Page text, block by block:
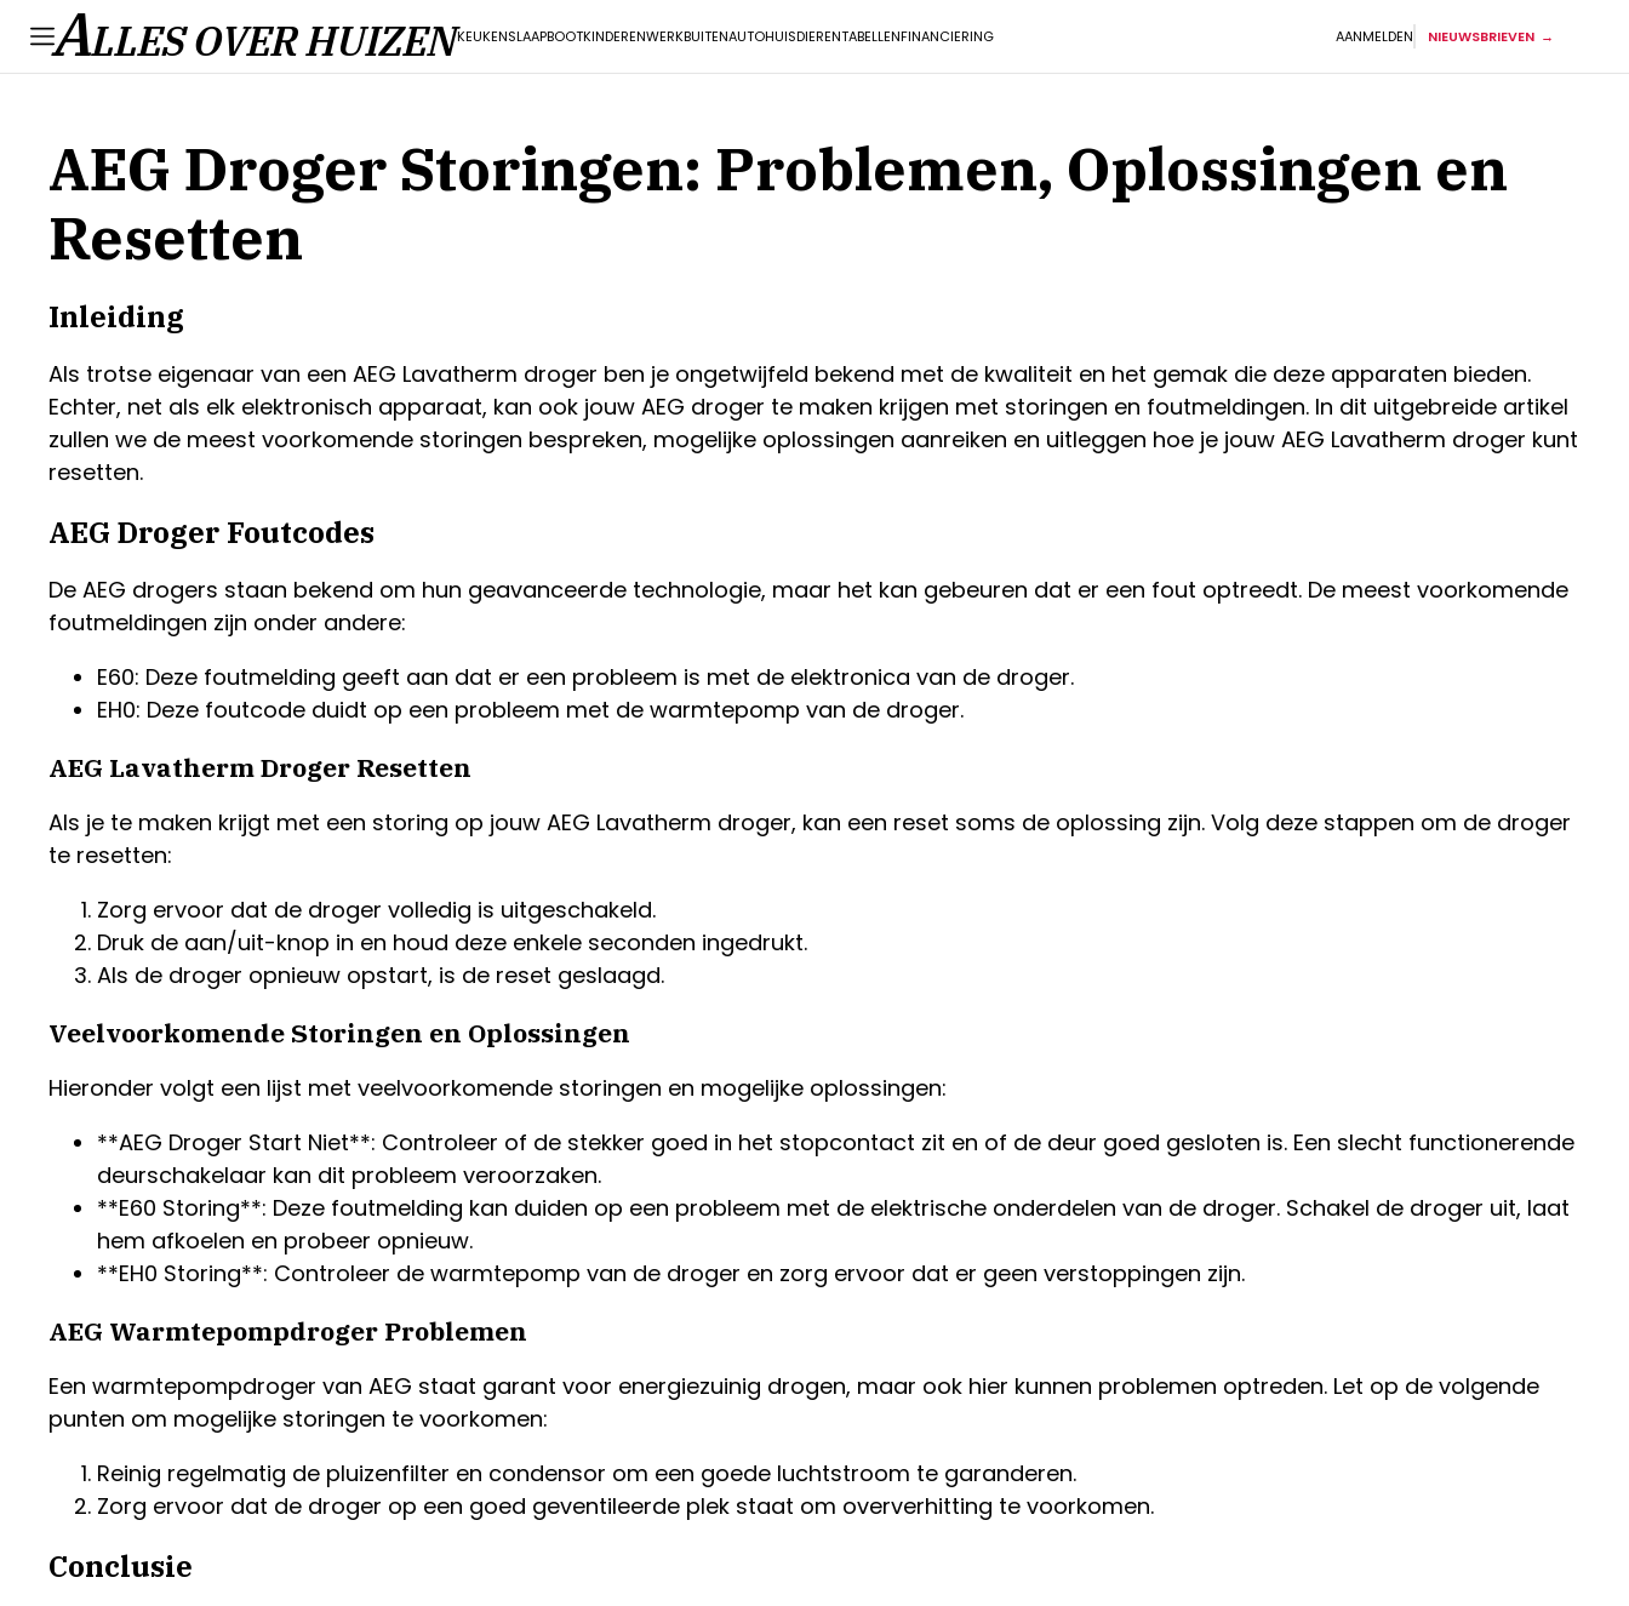
ALLES OVER HUIZENKEUKENSLAAPBOOTKINDERENWERKBUITENAUTOHUISDIERENTABELLENFINANCIERING AANMELDEN NIEUWSBRIEVEN
AEG Droger Storingen: Problemen, Oplossingen en
Resetten
Inleiding
Als trotse eigenaar van een AEG Lavatherm droger ben je ongetwijfeld bekend met de kwaliteit en het gemak die deze apparaten bieden.
Echter, net als elk elektronisch apparaat, kan ook jouw AEG droger te maken krijgen met storingen en foutmeldingen. In dit uitgebreide artikel
zullen we de meest voorkomende storingen bespreken, mogelijke oplossingen aanreiken en uitleggen hoe je jouw AEG Lavatherm droger kunt
resetten.
AEG Droger Foutcodes
De AEG drogers staan bekend om hun geavanceerde technologie, maar het kan gebeuren dat er een fout optreedt. De meest voorkomende
foutmeldingen zijn onder andere:
E60: Deze foutmelding geeft aan dat er een probleem is met de elektronica van de droger.
EH0: Deze foutcode duidt op een probleem met de warmtepomp van de droger.
AEG Lavatherm Droger Resetten
Als je te maken krijgt met een storing op jouw AEG Lavatherm droger, kan een reset soms de oplossing zijn. Volg deze stappen om de droger
te resetten:
Zorg ervoor dat de droger volledig is uitgeschakeld.
Druk de aan/uit-knop in en houd deze enkele seconden ingedrukt.
Als de droger opnieuw opstart, is de reset geslaagd.
Veelvoorkomende Storingen en Oplossingen
Hieronder volgt een lijst met veelvoorkomende storingen en mogelijke oplossingen:
**AEG Droger Start Niet**: Controleer of de stekker goed in het stopcontact zit en of de deur goed gesloten is. Een slecht functionerende
deurschakelaar kan dit probleem veroorzaken.
**E60 Storing**: Deze foutmelding kan duiden op een probleem met de elektrische onderdelen van de droger. Schakel de droger uit, laat
hem afkoelen en probeer opnieuw.
**EH0 Storing**: Controleer de warmtepomp van de droger en zorg ervoor dat er geen verstoppingen zijn.
AEG Warmtepompdroger Problemen
Een warmtepompdroger van AEG staat garant voor energiezuinig drogen, maar ook hier kunnen problemen optreden. Let op de volgende
punten om mogelijke storingen te voorkomen:
Reinig regelmatig de pluizenfilter en condensor om een goede luchtstroom te garanderen.
Zorg ervoor dat de droger op een goed geventileerde plek staat om oververhitting te voorkomen.
Conclusie